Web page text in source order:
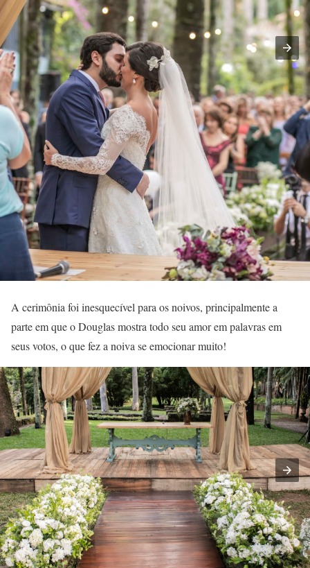
A cerimônia foi inesquecível para os noivos, principalmente a
parte em que o Douglas mostra todo seu amor em palavras em
seus votos, o que fez a noiva se emocionar muito!